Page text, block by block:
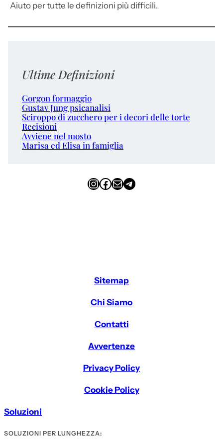
Aiuto per tutte le definizioni più difficili.
Ultime Definizioni
Gorgon formaggio
Gustav Jung psicanalisi
Sciroppo di zucchero per i decori delle torte
Recisioni
Avviene nel mosto
Marisa ed Elisa in famiglia
InstagramFacebook Email Telegram
Sitemap
Chi Siamo
Contatti
Avvertenze
Privacy Policy
Cookie Policy
Soluzioni
SOLUZIONI PER LUNGHEZZA: